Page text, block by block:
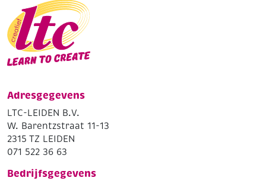
Adresgegevens
LTC-LEIDEN B.V.
W. Barentzstraat 11-13
2315 TZ LEIDEN
071 522 36 63
Bedrijfsgegevens